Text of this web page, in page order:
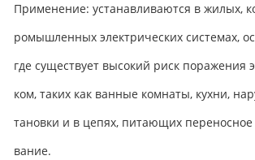
Применение: устанавливаются в жилых,
ромышленных электрических системах,
где существует высокий риск поражения
ком, таких как ванные комнаты, кухни,
тановки и в цепях, питающих переносное
вание.